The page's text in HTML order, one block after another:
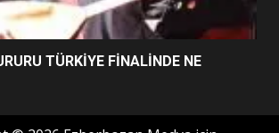
TÜRKİYE FİNALİNDE NE